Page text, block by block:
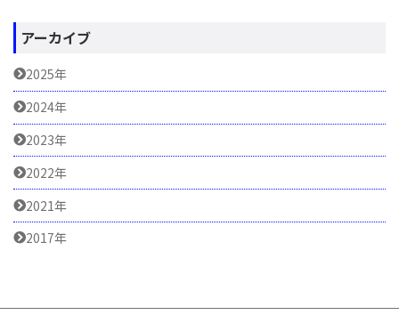
アーカイブ
2025年
2024年
2023年
2022年
2021年
2017年